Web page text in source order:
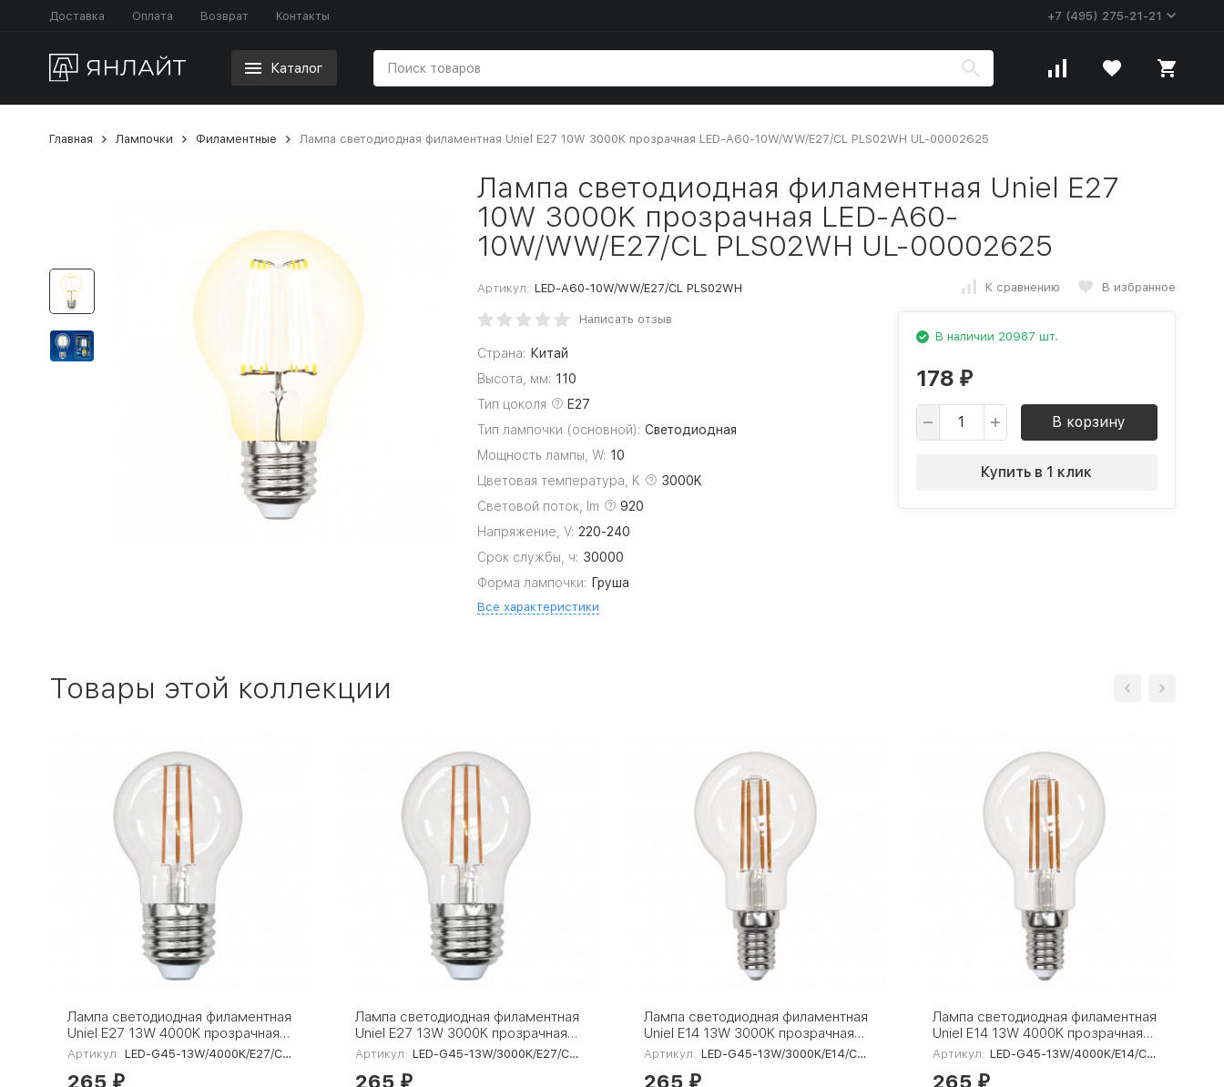
Доставка Оплата Возврат Контакты +7 (495) 275-21-21
Каталог
Главная Лампочки Филаментные Лампа светодиодная филаментная Uniel E27 10W 3000K прозрачная LED-A60-10W/WW/E27/CL PLS02WH UL-00002625
Лампа светодиодная филаментная Uniel E27
10W 3000K прозрачная LED-A60-
10W/WW/E27/CL PLS02WH UL-00002625
Артикул: LED-A60-10W/WW/E27/CL PLS02WH К сравнению В избранное
Написать отзыв
Страна: Китай
Высота, мм: 110
Тип цоколя
E27
Тип лампочки (основной): Светодиодная
Мощность лампы, W: 10
Цветовая температура, K
3000K
Световой поток, lm
920
Напряжение, V: 220-240
Срок службы, ч: 30000
Форма лампочки: Груша
Все характеристики
В наличии 20987 шт.
178 ₽
В корзину
Купить в 1 клик
Товары этой коллекции
Лампа светодиодная филаментная
Uniel E27 13W 4000K прозрачная
LED-G45-13W/4000K/E27/CL
Артикул: LED-G45-13W/4000K/E27/CL PLS02WH
265 ₽
Лампа светодиодная филаментная
Uniel E27 13W 3000K прозрачная
LED-G45-13W/3000K/E27/CL
Артикул: LED-G45-13W/3000K/E27/CL PLS02WH
265₽
Лампа светодиодная филаментная
Uniel E14 13W 3000K прозрачная
LED-G45-13W/3000K/E14/CL
Артикул: LED-G45-13W/3000K/E14/CL PLS02WH
265 ₽
Лампа светодиодная филаментная
Uniel E14 13W 4000K прозрачная
LED-G45-13W/4000K/E14/CL
Артикул: LED-G45-13W/4000K/E14/CL PLS02WH
265 ₽